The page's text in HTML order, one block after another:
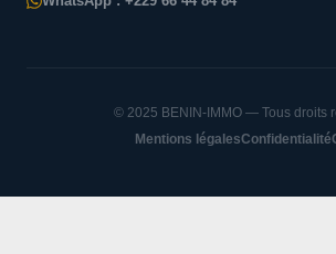
© 2025 BENIN-IMMO — Tous droits
Mentions légalesConfidentialité